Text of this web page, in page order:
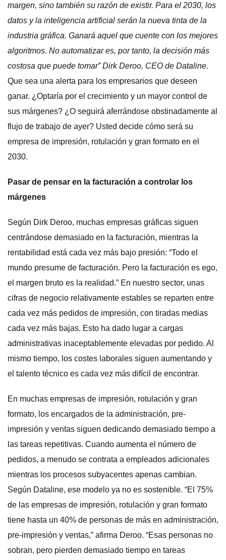
margen, sino también su razón de existir. Para el 2030, los
datos y la inteligencia artificial serán la nueva tinta de la
industria gráfica. Ganará aquel que cuente con los mejores
algoritmos. No automatizar es, por tanto, la decisión más
costosa que puede tomar” Dirk Deroo, CEO de Dataline.
Que sea una alerta para los empresarios que deseen
ganar. ¿Optaría por el crecimiento y un mayor control de
sus márgenes? ¿O seguirá aferrándose obstinadamente al
flujo de trabajo de ayer? Usted decide cómo será su
empresa de impresión, rotulación y gran formato en el
2030.
Pasar de pensar en la facturación a controlar los
márgenes
Según Dirk Deroo, muchas empresas gráficas siguen
centrándose demasiado en la facturación, mientras la
rentabilidad está cada vez más bajo presión: “Todo el
mundo presume de facturación. Pero la facturación es ego,
el margen bruto es la realidad.” En nuestro sector, unas
cifras de negocio relativamente estables se reparten entre
cada vez más pedidos de impresión, con tiradas medias
cada vez más bajas. Esto ha dado lugar a cargas
administrativas inaceptablemente elevadas por pedido. Al
mismo tiempo, los costes laborales siguen aumentando y
el talento técnico es cada vez más difícil de encontrar.
En muchas empresas de impresión, rotulación y gran
formato, los encargados de la administración, pre-
impresión y ventas siguen dedicando demasiado tiempo a
las tareas repetitivas. Cuando aumenta el número de
pedidos, a menudo se contrata a empleados adicionales
mientras los procesos subyacentes apenas cambian.
Según Dataline, ese modelo ya no es sostenible. “El 75%
de las empresas de impresión, rotulación y gran formato
tiene hasta un 40% de personas de más en administración,
pre-impresión y ventas,” afirma Deroo. “Esas personas no
sobran, pero pierden demasiado tiempo en tareas